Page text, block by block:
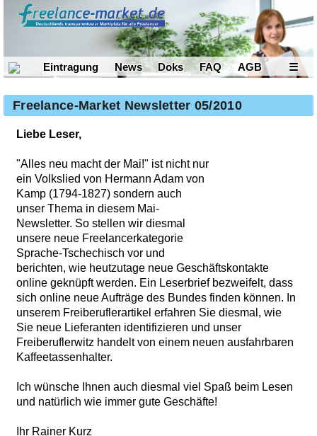
Eintragung News Doks FAQ AGB ☰
Freelance-Market Newsletter 05/2010
Liebe Leser,
"Alles neu macht der Mai!" ist nicht nur
ein Volkslied von Hermann Adam von
Kamp (1794-1827) sondern auch
unser Thema in diesem Mai-
Newsletter. So stellen wir diesmal
unsere neue Freelancerkategorie
Sprache-Tschechisch vor und
berichten, wie heutzutage neue Geschäftskontakte
online geknüpft werden. Ein Leserbrief bezweifelt, dass
sich online neue Aufträge des Bundes finden können. In
unserem Freiberuflerartikel erfahren Sie diesmal, wie
Sie neue Lieferanten identifizieren und unser
Freiberuflerwitz handelt von einem neuen ausfahrbaren
Kaffeetassenhalter.
Ich wünsche Ihnen auch diesmal viel Spaß beim Lesen
und natürlich wie immer gute Geschäfte!
Ihr Rainer Kurz